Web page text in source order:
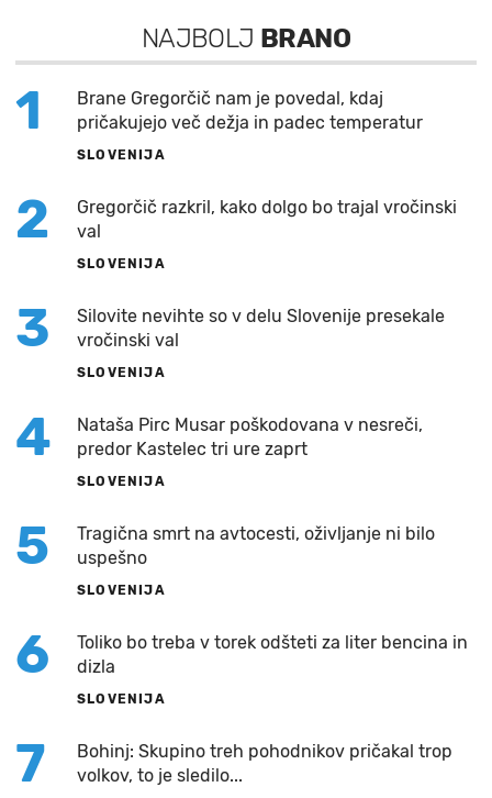
NAJBOLJ BRANO
1
Brane Gregorčič nam je povedal, kdaj
pričakujejo več dežja in padec temperatur
SLOVENIJA
2
Gregorčič razkril, kako dolgo bo trajal vročinski
val
SLOVENIJA
3
Silovite nevihte so v delu Slovenije presekale
vročinski val
SLOVENIJA
4
Nataša Pirc Musar poškodovana v nesreči,
predor Kastelec tri ure zaprt
SLOVENIJA
5
Tragična smrt na avtocesti, oživljanje ni bilo
uspešno
SLOVENIJA
6
Toliko bo treba v torek odšteti za liter bencina in
dizla
SLOVENIJA
7
Bohinj: Skupino treh pohodnikov pričakal trop
volkov, to je sledilo...